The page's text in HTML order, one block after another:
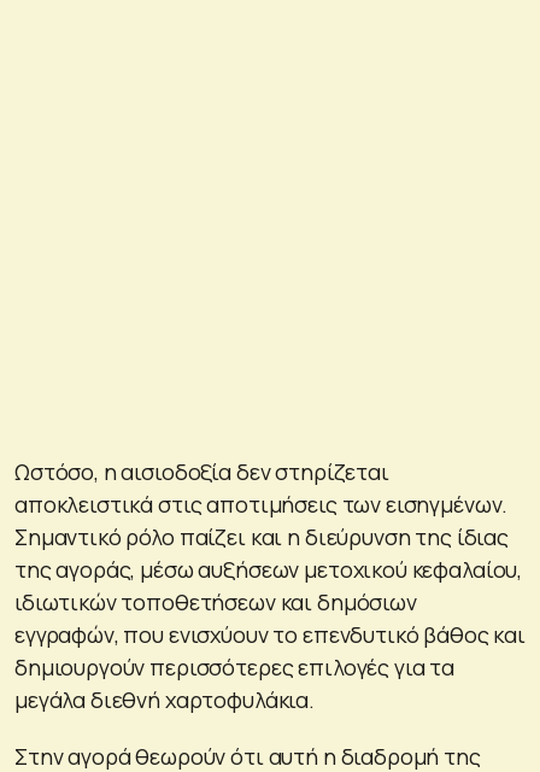
Ωστόσο, η αισιοδοξία δεν στηρίζεται
αποκλειστικά στις αποτιμήσεις των εισηγμένων.
Σημαντικό ρόλο παίζει και η διεύρυνση της ίδιας
της αγοράς, μέσω αυξήσεων μετοχικού κεφαλαίου,
ιδιωτικών τοποθετήσεων και δημόσιων
εγγραφών, που ενισχύουν το επενδυτικό βάθος και
δημιουργούν περισσότερες επιλογές για τα
μεγάλα διεθνή χαρτοφυλάκια.
Στην αγορά θεωρούν ότι αυτή η διαδρομή της